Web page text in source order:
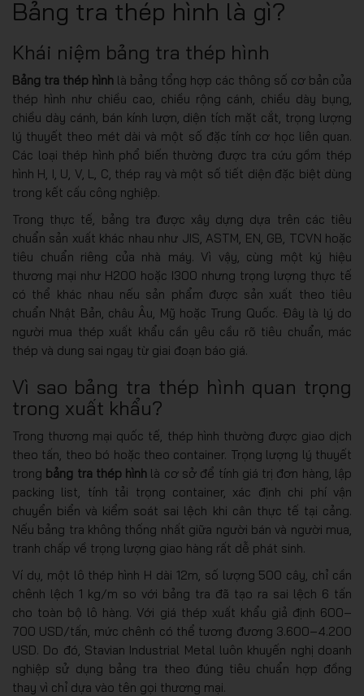
Bảng tra thép hình là gì?
Khái niệm bảng tra thép hình
Bảng tra thép hình là bảng tổng hợp các thông số cơ bản của
thép hình như chiều cao, chiều rộng cánh, chiều dày bụng,
chiều dày cánh, bán kính lượn, diện tích mặt cắt, trọng lượng
lý thuyết theo mét dài và một số đặc tính cơ học liên quan.
Các loại thép hình phổ biến thường được tra cứu gồm thép
hình H, I, U, V, L, C, thép ray và một số tiết diện đặc biệt dùng
trong kết cấu công nghiệp.
Trong thực tế, bảng tra được xây dựng dựa trên các tiêu
chuẩn sản xuất khác nhau như JIS, ASTM, EN, GB, TCVN hoặc
tiêu chuẩn riêng của nhà máy. Vì vậy, cùng một ký hiệu
thương mại như H200 hoặc I300 nhưng trọng lượng thực tế
có thể khác nhau nếu sản phẩm được sản xuất theo tiêu
chuẩn Nhật Bản, châu Âu, Mỹ hoặc Trung Quốc. Đây là lý do
người mua thép xuất khẩu cần yêu cầu rõ tiêu chuẩn, mác
thép và dung sai ngay từ giai đoạn báo giá.
Vì sao bảng tra thép hình quan trọng
trong xuất khẩu?
Trong thương mại quốc tế, thép hình thường được giao dịch
theo tấn, theo bó hoặc theo container. Trọng lượng lý thuyết
trong bảng tra thép hình là cơ sở để tính giá trị đơn hàng, lập
packing list, tính tải trọng container, xác định chi phí vận
chuyển biển và kiểm soát sai lệch khi cân thực tế tại cảng.
Nếu bảng tra không thống nhất giữa người bán và người mua,
tranh chấp về trọng lượng giao hàng rất dễ phát sinh.
Ví dụ, một lô thép hình H dài 12m, số lượng 500 cây, chỉ cần
chênh lệch 1 kg/m so với bảng tra đã tạo ra sai lệch 6 tấn
cho toàn bộ lô hàng. Với giá thép xuất khẩu giả định 600–
700 USD/tấn, mức chênh có thể tương đương 3.600–4.200
USD. Do đó, Stavian Industrial Metal luôn khuyến nghị doanh
nghiệp sử dụng bảng tra theo đúng tiêu chuẩn hợp đồng
thay vì chỉ dựa vào tên gọi thương mại.